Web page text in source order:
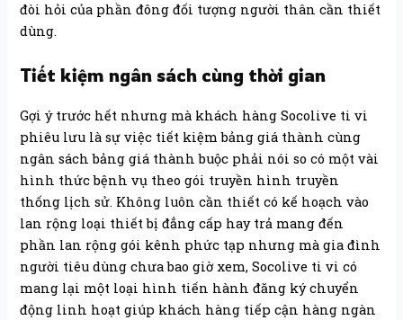
đòi hỏi của phần đông đối tượng người thân cần thiết
dùng.
Tiết kiệm ngân sách cùng thời gian
Gợi ý trước hết nhưng mà khách hàng Socolive ti vi
phiêu lưu là sự việc tiết kiệm bảng giá thành cùng
ngân sách bảng giá thành buộc phải nói so có một vài
hình thức bệnh vụ theo gói truyền hình truyền
thống lịch sử. Không luôn cần thiết có kế hoạch vào
lan rộng loại thiết bị đẳng cấp hay trả mang đến
phần lan rộng gói kênh phức tạp nhưng mà gia đình
người tiêu dùng chưa bao giờ xem, Socolive ti vi có
mang lại một loại hình tiến hành đăng ký chuyển
động linh hoạt giúp khách hàng tiếp cận hàng ngàn